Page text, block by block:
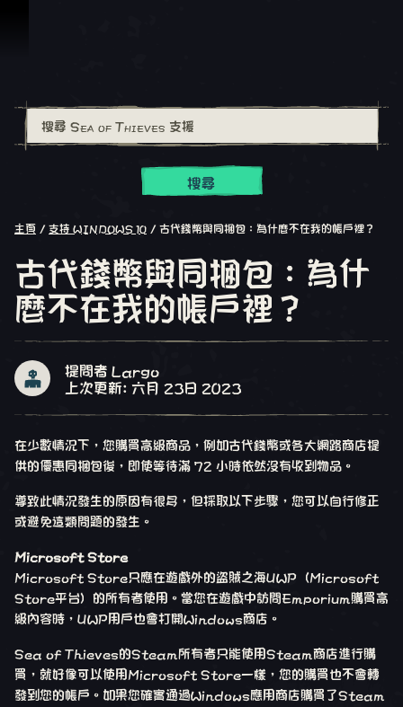
搜尋
主頁 支持 WINDOWS 10 古代錢幣與同捆包：為什麼不在我的帳戶裡？
古代錢幣與同捆包：為什
麼不在我的帳戶裡？
提問者 Largo
上次更新: 六月 23日 2023
在少數情況下，您購買高級商品，例如古代錢幣或各大網路商店提
供的優惠同捆包後，即使等待滿 72 小時依然沒有收到物品。
導致此情況發生的原因有很多，但採取以下步驟，您可以自行修正
或避免這類問題的發生。
Microsoft Store
Microsoft Store只應在遊戲外的盜賊之海UWP（Microsoft
Store平台）的所有者使用。當您在遊戲中訪問Emporium購買高
級內容時，UWP用戶也會打開Windows商店。
Sea of​​ Thieves的Steam所有者只能使用Steam商店進行購
買，就好像可以使用Microsoft Store一樣，您的購買也不會轉
發到您的帳戶。如果您確實通過Windows應用商店購買了Steam